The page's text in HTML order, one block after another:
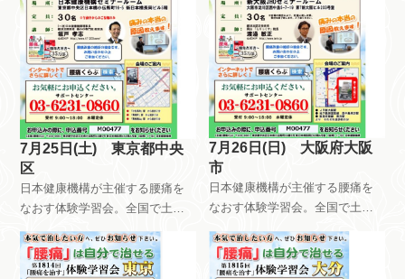
テナンス方法を指導していま
す。
テナンス方法を指導していま
す。
7月25日(土) 東京都中央
区
日本健康機構が主催する腰痛を
なおす体験学習会。全国で土曜
上開催しています。午前中はだ
れが参加しても無料です。午後
7月26日(日) 大阪府大阪
市
日本健康機構が主催する腰痛を
なおす体験学習会。全国で土曜
上開催しています。午前中はだ
れが参加しても無料です。午後